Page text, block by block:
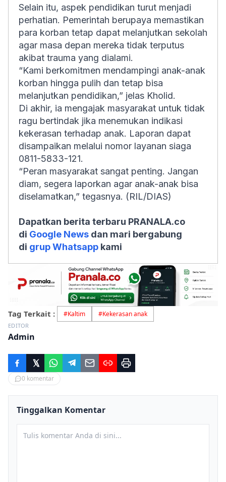
Selain itu, aspek pendidikan turut menjadi
perhatian. Pemerintah berupaya memastikan
para korban tetap dapat melanjutkan sekolah
agar masa depan mereka tidak terputus
akibat trauma yang dialami.
“Kami berkomitmen mendampingi anak-anak
korban hingga pulih dan tetap bisa
melanjutkan pendidikan,” jelas Kholid.
Di akhir, ia mengajak masyarakat untuk tidak
ragu bertindak jika menemukan indikasi
kekerasan terhadap anak. Laporan dapat
disampaikan melalui nomor layanan siaga
0811-5833-121.
“Peran masyarakat sangat penting. Jangan
diam, segera laporkan agar anak-anak bisa
diselamatkan,” tegasnya. (RIL/DIAS)
Dapatkan berita terbaru PRANALA.co
di Google News dan mari bergabung
di grup Whatsapp kami
Tag Terkait : #Kaltim #Kekerasan anak
EDITOR
Admin
0 komentar
Tinggalkan Komentar